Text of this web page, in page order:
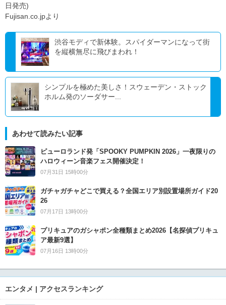
日発売)
Fujisan.co.jpより
渋谷モディで新体験。スパイダーマンになって街
を縦横無尽に飛びまわれ！
シンプルを極めた美しさ！スウェーデン・ストック
ホルム発のソーダサー...
あわせて読みたい記事
ピューロランド発「SPOOKY PUMPKIN 2026」一夜限りの
ハロウィーン音楽フェス開催決定！
07月31日 15時00分
ガチャガチャどこで買える？全国エリア別設置場所ガイド20
26
07月17日 13時00分
プリキュアのガシャポン全種類まとめ2026【名探偵プリキュ
ア最新9選】
07月16日 13時00分
エンタメ | アクセスランキング